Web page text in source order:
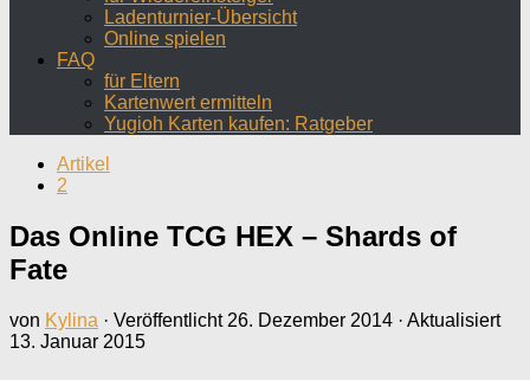
Ladenturnier-Übersicht
Online spielen
FAQ
für Eltern
Kartenwert ermitteln
Yugioh Karten kaufen: Ratgeber
Artikel
2
Das Online TCG HEX – Shards of
Fate
von Kylina · Veröffentlicht 26. Dezember 2014 · Aktualisiert
13. Januar 2015